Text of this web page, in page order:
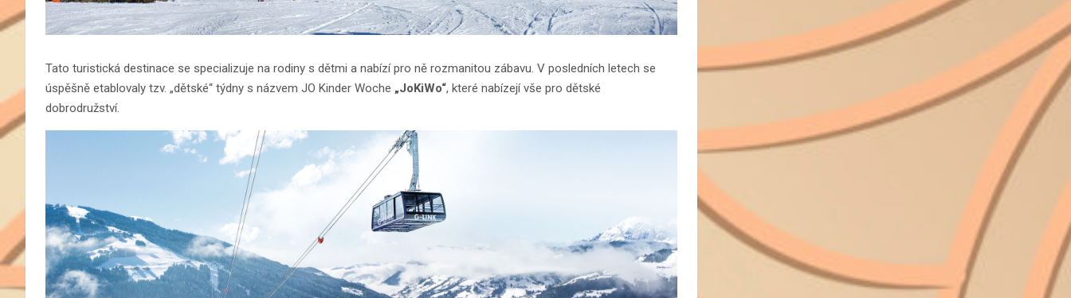
Tato turistická destinace se specializuje na rodiny s dětmi a nabízí pro ně rozmanitou zábavu. V posledních letech se
úspěšně etablovaly tzv. „dětské“ týdny s názvem JO Kinder Woche „JoKiWo“, které nabízejí vše pro dětské
dobrodružství.